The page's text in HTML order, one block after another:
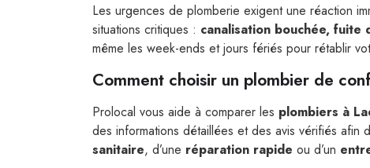
Les urgences de plomberie exigent une réaction
situations critiques : canalisation bouchée, fuite
même les week-ends et jours fériés pour rétablir
Comment choisir un plombier de
Prolocal vous aide à comparer les plombiers à
des informations détaillées et des avis vérifiés
sanitaire, d’une réparation rapide ou d’un